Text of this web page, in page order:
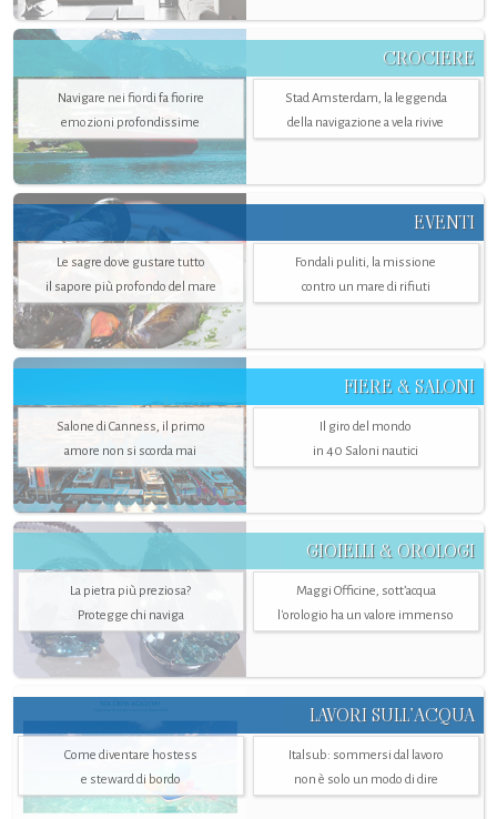
CROCIERE
Navigare nei fiordi fa fiorire
emozioni profondissime
Stad Amsterdam, la leggenda
della navigazione a vela rivive
EVENTI
Le sagre dove gustare tutto
il sapore più profondo del mare
Fondali puliti, la missione
contro un mare di rifiuti
FIERE & SALONI
Salone di Canness, il primo
amore non si scorda mai
Il giro del mondo
in 40 Saloni nautici
GIOIELLI & OROLOGI
La pietra più preziosa?
Protegge chi naviga
Maggi Officine, sott’acqua
l'orologio ha un valore immenso
LAVORI SULL’ACQUA
Come diventare hostess
e steward di bordo
Italsub: sommersi dal lavoro
non è solo un modo di dire